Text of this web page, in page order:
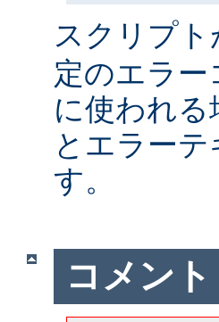
スクリプト
定のエラ
に使われ
とエラー
す。
コメント